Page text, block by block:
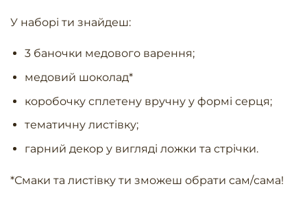
У наборі ти знайдеш:
3 баночки медового варення;
медовий шоколад*
коробочку сплетену вручну у формі серця;
тематичну листівку;
гарний декор у вигляді ложки та стрічки.
*Смаки та листівку ти зможеш обрати сам/сама!